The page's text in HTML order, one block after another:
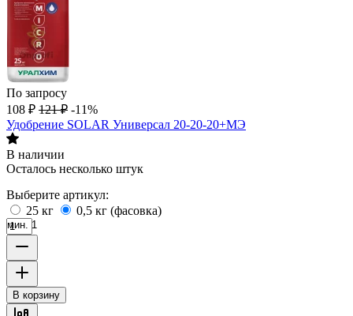
По запросу
108 ₽ 121 ₽ -11%
Удобрение SOLAR Универсал 20-20-20+МЭ
В наличии
Осталось несколько штук
Выберите артикул:
25 кг
0,5 кг (фасовка)
мин. 1
В корзину